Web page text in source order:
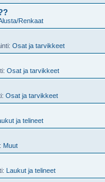
Renkaat
Osat ja tarvikkeet
Osat ja tarvikkeet
Osat ja tarvikkeet
ja telineet
Muut
Laukut ja telineet